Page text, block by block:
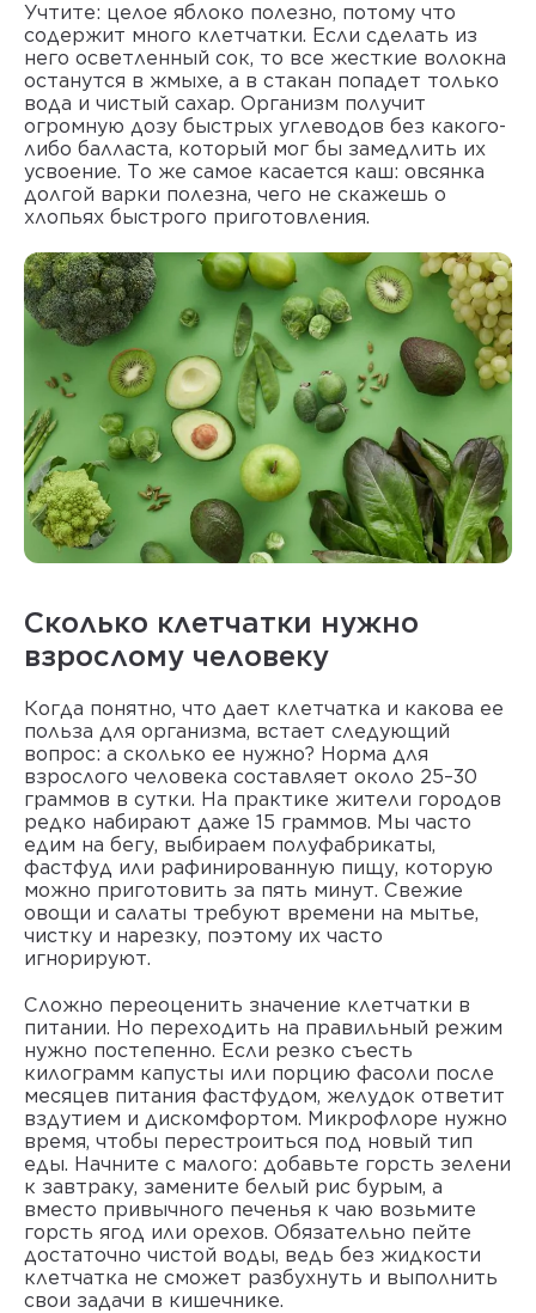
Учтите: целое яблоко полезно, потому что
содержит много клетчатки. Если сделать из
него осветленный сок, то все жесткие волокна
останутся в жмыхе, а в стакан попадет только
вода и чистый сахар. Организм получит
огромную дозу быстрых углеводов без какого-
либо балласта, который мог бы замедлить их
усвоение. То же самое касается каш: овсянка
долгой варки полезна, чего не скажешь о
хлопьях быстрого приготовления.
Сколько клетчатки нужно
взрослому человеку
Когда понятно, что дает клетчатка и какова ее
польза для организма, встает следующий
вопрос: а сколько ее нужно? Норма для
взрослого человека составляет около 25–30
граммов в сутки. На практике жители городов
редко набирают даже 15 граммов. Мы часто
едим на бегу, выбираем полуфабрикаты,
фастфуд или рафинированную пищу, которую
можно приготовить за пять минут. Свежие
овощи и салаты требуют времени на мытье,
чистку и нарезку, поэтому их часто
игнорируют.
Сложно переоценить значение клетчатки в
питании. Но переходить на правильный режим
нужно постепенно. Если резко съесть
килограмм капусты или порцию фасоли после
месяцев питания фастфудом, желудок ответит
вздутием и дискомфортом. Микрофлоре нужно
время, чтобы перестроиться под новый тип
еды. Начните с малого: добавьте горсть зелени
к завтраку, замените белый рис бурым, а
вместо привычного печенья к чаю возьмите
горсть ягод или орехов. Обязательно пейте
достаточно чистой воды, ведь без жидкости
клетчатка не сможет разбухнуть и выполнить
свои задачи в кишечнике.